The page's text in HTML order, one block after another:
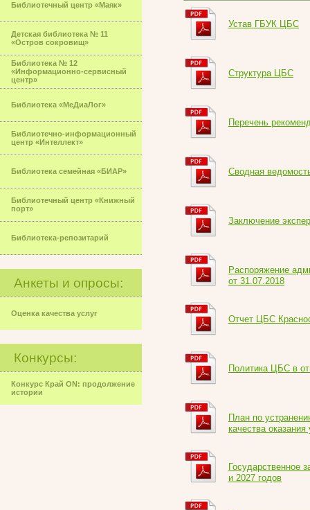
Библиотечный центр «Маяк»
Детская библиотека № 11
«Остров сокровищ»
Библиотека № 12
«Информационно-сервисный
центр»
Библиотека «МеДиаЛог»
Библиотечно-информационный
центр «Интеллект»
Библиотека семейная «БИАР»
Библиотечный центр «Книжный
порт»
Библиотека-репозитарий
Анкеты и опросы:
Оценка качества услуг
Конкурсы:
Конкурс Край ON: продолжение
истории
Устав ГБУК ЦБС
Структура ЦБС
Перечень
Сводная
Заключение
Распоряжение
от 31.07.2018
Отчет ЦБС
Политика ЦБС в
План по
качества оказания
Государственное
и 2027 годов